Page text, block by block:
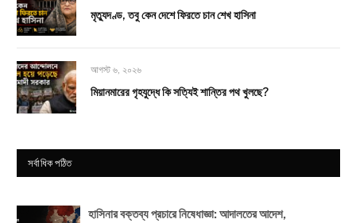
মৃত্যুদণ্ড, তবু কেন দেশে ফিরতে চান শেখ হাসিনা
আগস্ট ৬, ২০২৬
মিয়ানমারের গৃহযুদ্ধে কি সত্যিই শান্তির পথ খুলছে?
সর্বাধিক পঠিত
হাসিনার বক্তব্য প্রচারে নিষেধাজ্ঞা: আদালতের আদেশ,